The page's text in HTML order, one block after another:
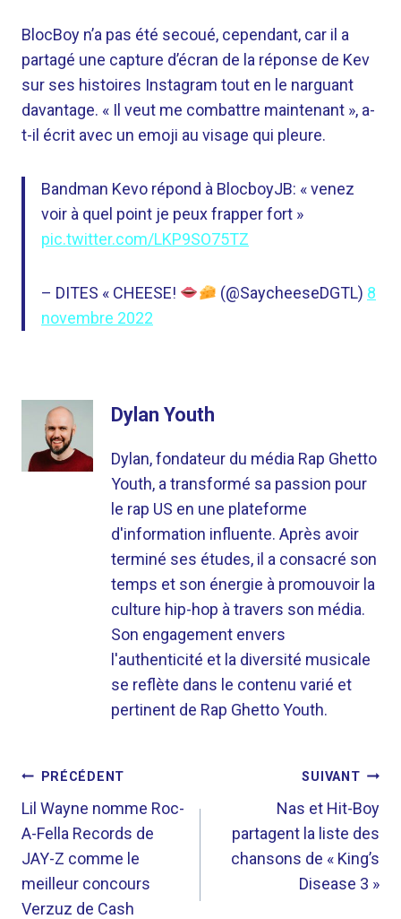
BlocBoy n’a pas été secoué, cependant, car il a
partagé une capture d’écran de la réponse de Kev
sur ses histoires Instagram tout en le narguant
davantage. « Il veut me combattre maintenant », a-
t-il écrit avec un emoji au visage qui pleure.
Bandman Kevo répond à BlocboyJB: « venez
voir à quel point je peux frapper fort »
pic.twitter.com/LKP9SO75TZ
– DITES « CHEESE! (@SaycheeseDGTL) 8
novembre 2022
Dylan Youth
Dylan, fondateur du média Rap Ghetto
Youth, a transformé sa passion pour
le rap US en une plateforme
d'information influente. Après avoir
terminé ses études, il a consacré son
temps et son énergie à promouvoir la
culture hip-hop à travers son média.
Son engagement envers
l'authenticité et la diversité musicale
se reflète dans le contenu varié et
pertinent de Rap Ghetto Youth.
NAVIGATION
DE
L’ARTICLE
PRÉCÉDENT
Lil Wayne nomme Roc-
A-Fella Records de
JAY-Z comme le
meilleur concours
Verzuz de Cash
SUIVANT
Nas et Hit-Boy
partagent la liste des
chansons de « King’s
Disease 3 »